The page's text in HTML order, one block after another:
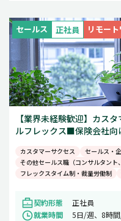
セールス 正社員 リモート
【業界未経験歓迎】カス
ルフレックス■保険会社向
カスタマーサクセス
セールス・
その他セールス職（コンサルタント
フレックスタイム制・裁量労働制
契約形態
正社員
就業時間
5日/週、8時